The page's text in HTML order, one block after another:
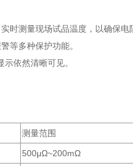
时测量现场试品温度，以确保电
等多种保护功能。
依然清晰可见。
测量范围
500μΩ~200mΩ